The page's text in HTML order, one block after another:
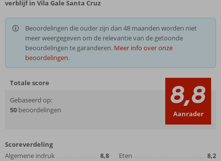
verblijf in Vila Gale Santa Cruz
Beoordelingen die ouder zijn dan 48 maanden worden niet
meer weergegeven om de relevantie van de getoonde
beoordelingen te garanderen. Meer info over onze
beoordelingen.
Totale score
Gebaseerd op:
50 beoordelingen 8,8
Aanrader
Scoreverdeling
Algemene indruk
8,8
Eten
8,2